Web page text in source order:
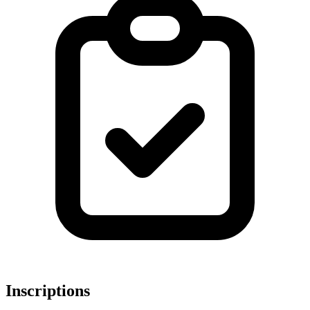
Inscriptions